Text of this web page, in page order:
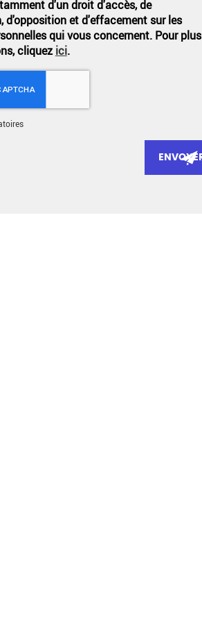
d'un droit d'accès, de
d'opposition et d'effacement sur les
qui vous concernent. Pour plus
cliquezici.